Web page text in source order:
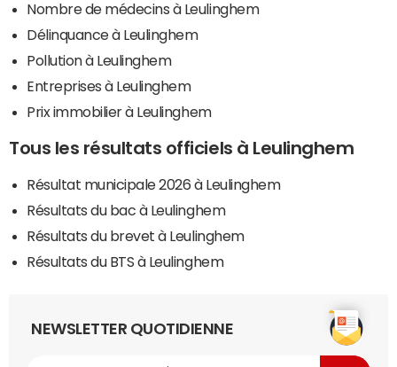
Nombre de médecins à Leulinghem
Délinquance à Leulinghem
Pollution à Leulinghem
Entreprises à Leulinghem
Prix immobilier à Leulinghem
Tous les résultats officiels à Leulinghem
Résultat municipale 2026 à Leulinghem
Résultats du bac à Leulinghem
Résultats du brevet à Leulinghem
Résultats du BTS à Leulinghem
NEWSLETTER QUOTIDIENNE